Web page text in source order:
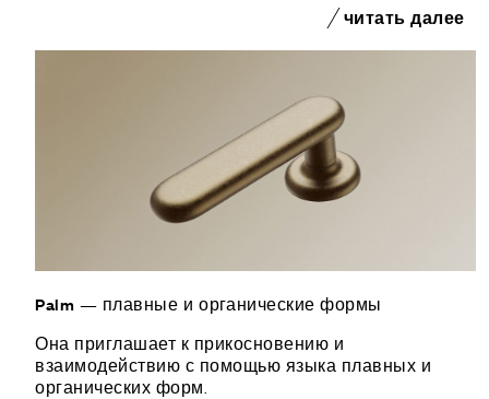
читать далее
Palm — плавные и органические формы
Она приглашает к прикосновению и
взаимодействию с помощью языка плавных и
органических форм.